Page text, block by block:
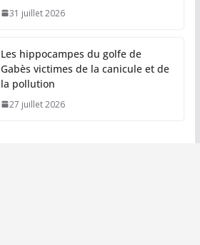
31 juillet 2026
Les hippocampes du golfe de
Gabès victimes de la canicule et de
la pollution
27 juillet 2026